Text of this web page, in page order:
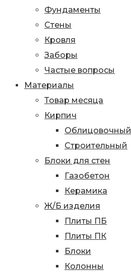
Фундаменты
Стены
Кровля
Заборы
Частые вопросы
Материалы
Товар месяца
Кирпич
Облицовочный
Строительный
Блоки для стен
Газобетон
Керамика
Ж/Б изделия
Плиты ПБ
Плиты ПК
Блоки
Колонны